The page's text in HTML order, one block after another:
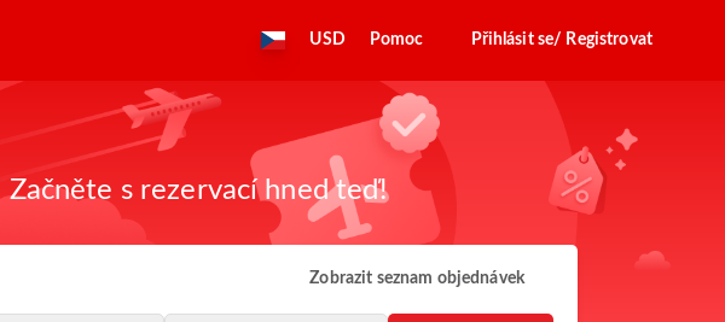
USD Pomoc Přihlásit se/ Registrovat
s rezervací hned teď!
Zobrazit seznam objednávek